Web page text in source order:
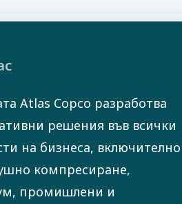
Atlas Copco разработва
решения във всички
на бизнеса, включително
компресиране,
промишлени и